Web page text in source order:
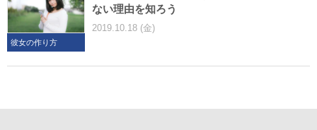
彼女の作り方
ない理由を知ろう
2019.10.18 (金)